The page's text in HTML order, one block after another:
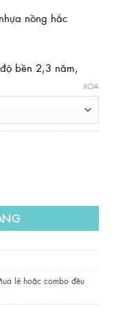
nồng hắc
bền 2,3 năm,
XÓA
lẻ hoặc combo đều